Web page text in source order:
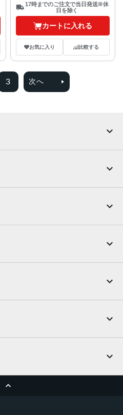
17時までのご注文で当日発送※休
日を除く
カートに入れる
お気に入り 比較する
3 次へ
Android